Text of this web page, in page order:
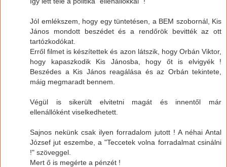
Jól emlékszem, hogy egy tüntetésen, a BEM szobornál, Kis
János mondott beszédet és a rendőrök bevitték az ott
tartózkodókat.
Erről filmet is készítettek és azon látszik, hogy Orbán Viktor,
hogy kapaszkodik Kis Jánosba, hogy őt is elvigyék !
Beszédes a Kis János reagálása és az Orbán tekintete,
máig megmaradt bennem.
Végül is sikerült elvitetni magát és innentől már
ellenállóként viselkedhetett.
Sajnos nekünk csak ilyen forradalom jutott ! A néhai Antal
József jut eszembe, a "Teccetek volna forradalmat csinálni
!" szöveggel.
Mert ő is megérte a pénzét !